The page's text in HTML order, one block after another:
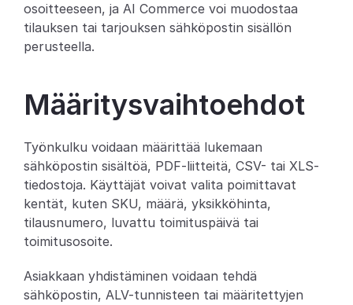
Integraatiot
Blogi
Partners
Asiakkaat
Muutosloki
Kehittäjille
osoitteeseen, ja AI Commerce voi muodostaa
tilauksen tai tarjouksen sähköpostin sisällön
perusteella.
Määritysvaihtoehdot
Työnkulku voidaan määrittää lukemaan
sähköpostin sisältöä, PDF-liitteitä, CSV- tai XLS-
tiedostoja. Käyttäjät voivat valita poimittavat
kentät, kuten SKU, määrä, yksikköhinta,
tilausnumero, luvattu toimituspäivä tai
toimitusosoite.
Asiakkaan yhdistäminen voidaan tehdä
sähköpostin, ALV-tunnisteen tai määritettyjen